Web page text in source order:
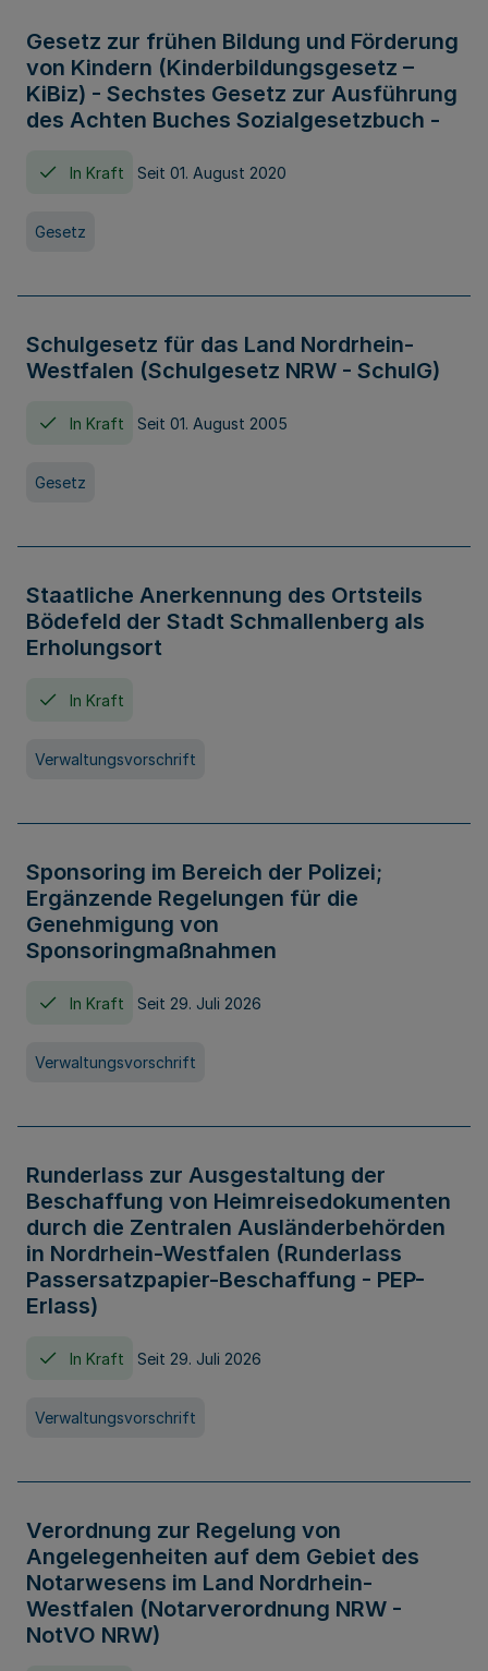
Gesetz zur frühen Bildung und Förderung
von Kindern (Kinderbildungsgesetz –
KiBiz) - Sechstes Gesetz zur Ausführung
des Achten Buches Sozialgesetzbuch -
In Kraft Seit 01. August 2020
Gesetz
Schulgesetz für das Land Nordrhein-
Westfalen (Schulgesetz NRW - SchulG)
In Kraft Seit 01. August 2005
Gesetz
Staatliche Anerkennung des Ortsteils
Bödefeld der Stadt Schmallenberg als
Erholungsort
In Kraft
Verwaltungsvorschrift
Sponsoring im Bereich der Polizei;
Ergänzende Regelungen für die
Genehmigung von
Sponsoringmaßnahmen
In Kraft Seit 29. Juli 2026
Verwaltungsvorschrift
Runderlass zur Ausgestaltung der
Beschaffung von Heimreisedokumenten
durch die Zentralen Ausländerbehörden
in Nordrhein-Westfalen (Runderlass
Passersatzpapier-Beschaffung - PEP-
Erlass)
In Kraft Seit 29. Juli 2026
Verwaltungsvorschrift
Verordnung zur Regelung von
Angelegenheiten auf dem Gebiet des
Notarwesens im Land Nordrhein-
Westfalen (Notarverordnung NRW -
NotVO NRW)